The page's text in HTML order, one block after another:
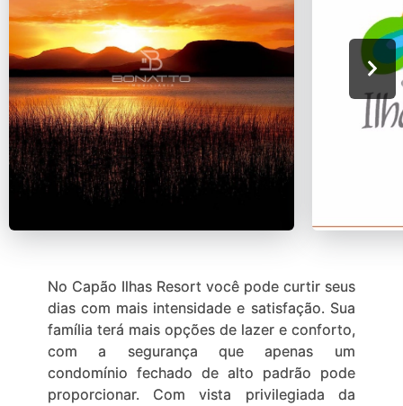
No Capão Ilhas Resort você pode curtir seus
dias com mais intensidade e satisfação. Sua
família terá mais opções de lazer e conforto,
com a segurança que apenas um
condomínio fechado de alto padrão pode
proporcionar. Com vista privilegiada da